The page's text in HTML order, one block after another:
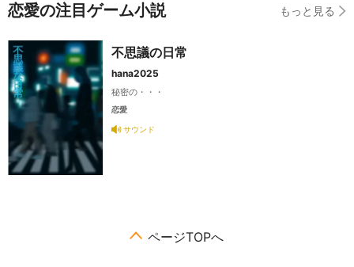
恋愛の注目ゲーム小説 もっと見る
不思議の日常
hana2025
秘密の・・・
恋愛
サウンド
ページTOPへ